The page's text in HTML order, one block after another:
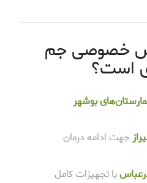
خصوصی جم
است؟
بوشهر
جهت ادامه درمان
با تجهیزات کامل